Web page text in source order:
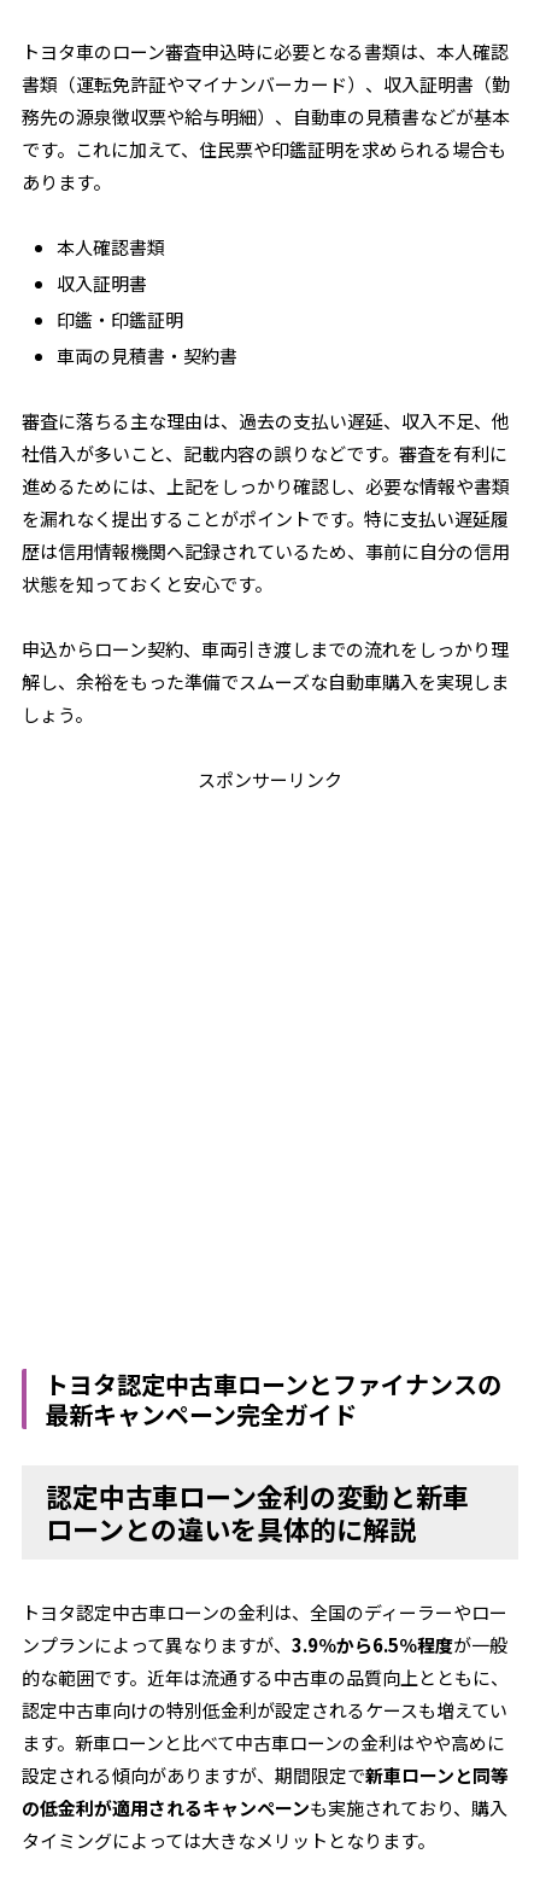
トヨタ車のローン審査申込時に必要となる書類は、本人確認
書類（運転免許証やマイナンバーカード）、収入証明書（勤
務先の源泉徴収票や給与明細）、自動車の見積書などが基本
です。これに加えて、住民票や印鑑証明を求められる場合も
あります。
本人確認書類
収入証明書
印鑑・印鑑証明
車両の見積書・契約書
審査に落ちる主な理由は、過去の支払い遅延、収入不足、他
社借入が多いこと、記載内容の誤りなどです。審査を有利に
進めるためには、上記をしっかり確認し、必要な情報や書類
を漏れなく提出することがポイントです。特に支払い遅延履
歴は信用情報機関へ記録されているため、事前に自分の信用
状態を知っておくと安心です。
申込からローン契約、車両引き渡しまでの流れをしっかり理
解し、余裕をもった準備でスムーズな自動車購入を実現しま
しょう。
スポンサーリンク
トヨタ認定中古車ローンとファイナンスの
最新キャンペーン完全ガイド
認定中古車ローン金利の変動と新車
ローンとの違いを具体的に解説
トヨタ認定中古車ローンの金利は、全国のディーラーやロー
ンプランによって異なりますが、3.9％から6.5％程度が一般
的な範囲です。近年は流通する中古車の品質向上とともに、
認定中古車向けの特別低金利が設定されるケースも増えてい
ます。新車ローンと比べて中古車ローンの金利はやや高めに
設定される傾向がありますが、期間限定で新車ローンと同等
の低金利が適用されるキャンペーンも実施されており、購入
タイミングによっては大きなメリットとなります。